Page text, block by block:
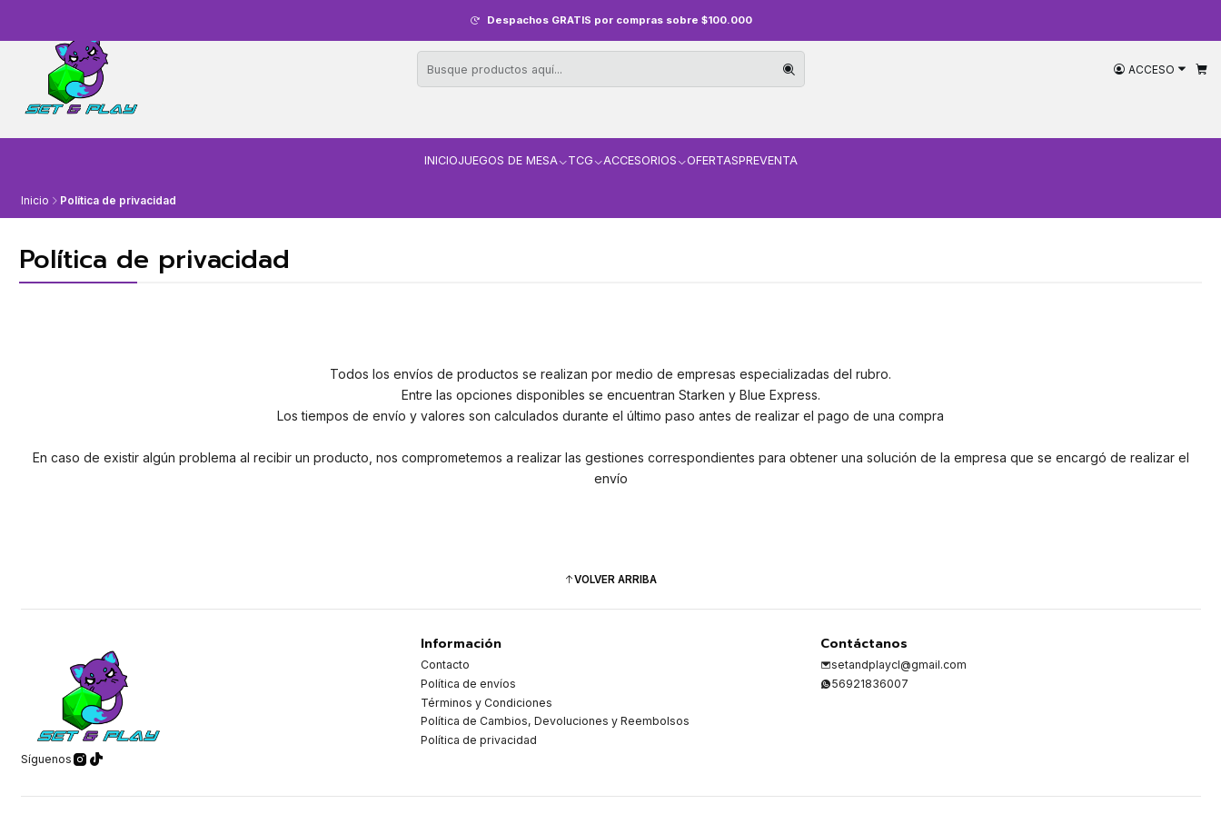
ACCESO
INICIOJUEGOS DE MESA TCG ACCESORIOS OFERTASPREVENTA
Despachos GRATIS por compras sobre $100.000
Inicio Política de privacidad
Política de privacidad
Todos los envíos de productos se realizan por medio de empresas especializadas del rubro.
Entre las opciones disponibles se encuentran Starken y Blue Express.
Los tiempos de envío y valores son calculados durante el último paso antes de realizar el pago de una compra
En caso de existir algún problema al recibir un producto, nos comprometemos a realizar las gestiones correspondientes para obtener una solución de la empresa que se encargó de realizar el
envío
VOLVER ARRIBA
Síguenos
Información
Contacto
Política de envíos
Términos y Condiciones
Política de Cambios, Devoluciones y Reembolsos
Política de privacidad
Contáctanos
setandplaycl@gmail.com
56921836007